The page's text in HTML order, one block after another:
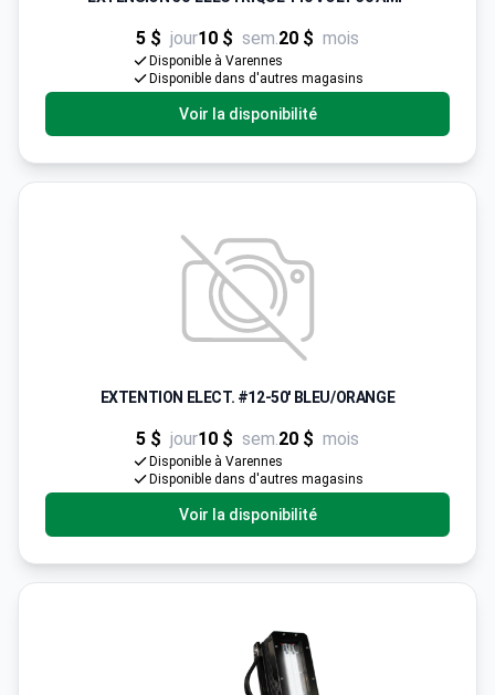
5 $ jour10 $ sem.20 $ mois
Disponible à Varennes
Disponible dans d'autres magasins
Voir la disponibilité
EXTENTION ELECT. #12-50' BLEU/ORANGE
5 $ jour10 $ sem.20 $ mois
Disponible à Varennes
Disponible dans d'autres magasins
Voir la disponibilité